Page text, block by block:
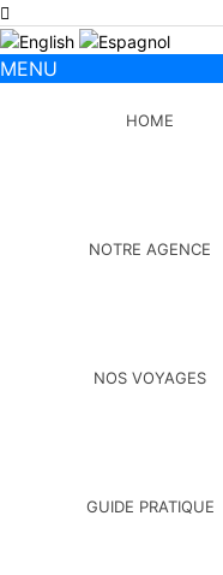
MENU
HOME
NOTRE AGENCE
NOS VOYAGES
GUIDE PRATIQUE